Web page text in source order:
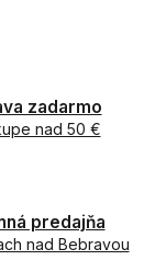
zadarmo
nad 50 €
predajňa
nad Bebravou